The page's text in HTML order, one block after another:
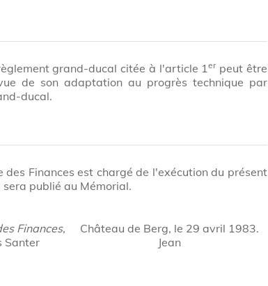
grand-ducal citée à l'article 1erpeut être
de son adaptation au progrès technique par
ducal.
des Finances est chargé de l'exécution du présent
publié au Mémorial.
Finances,
Santer
Château de Berg, le 29 avril 1983.
Jean